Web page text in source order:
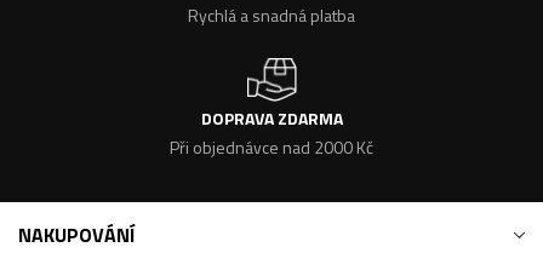
Rychlá a snadná platba
DOPRAVA ZDARMA
Při objednávce nad 2000 Kč
NAKUPOVÁNÍ